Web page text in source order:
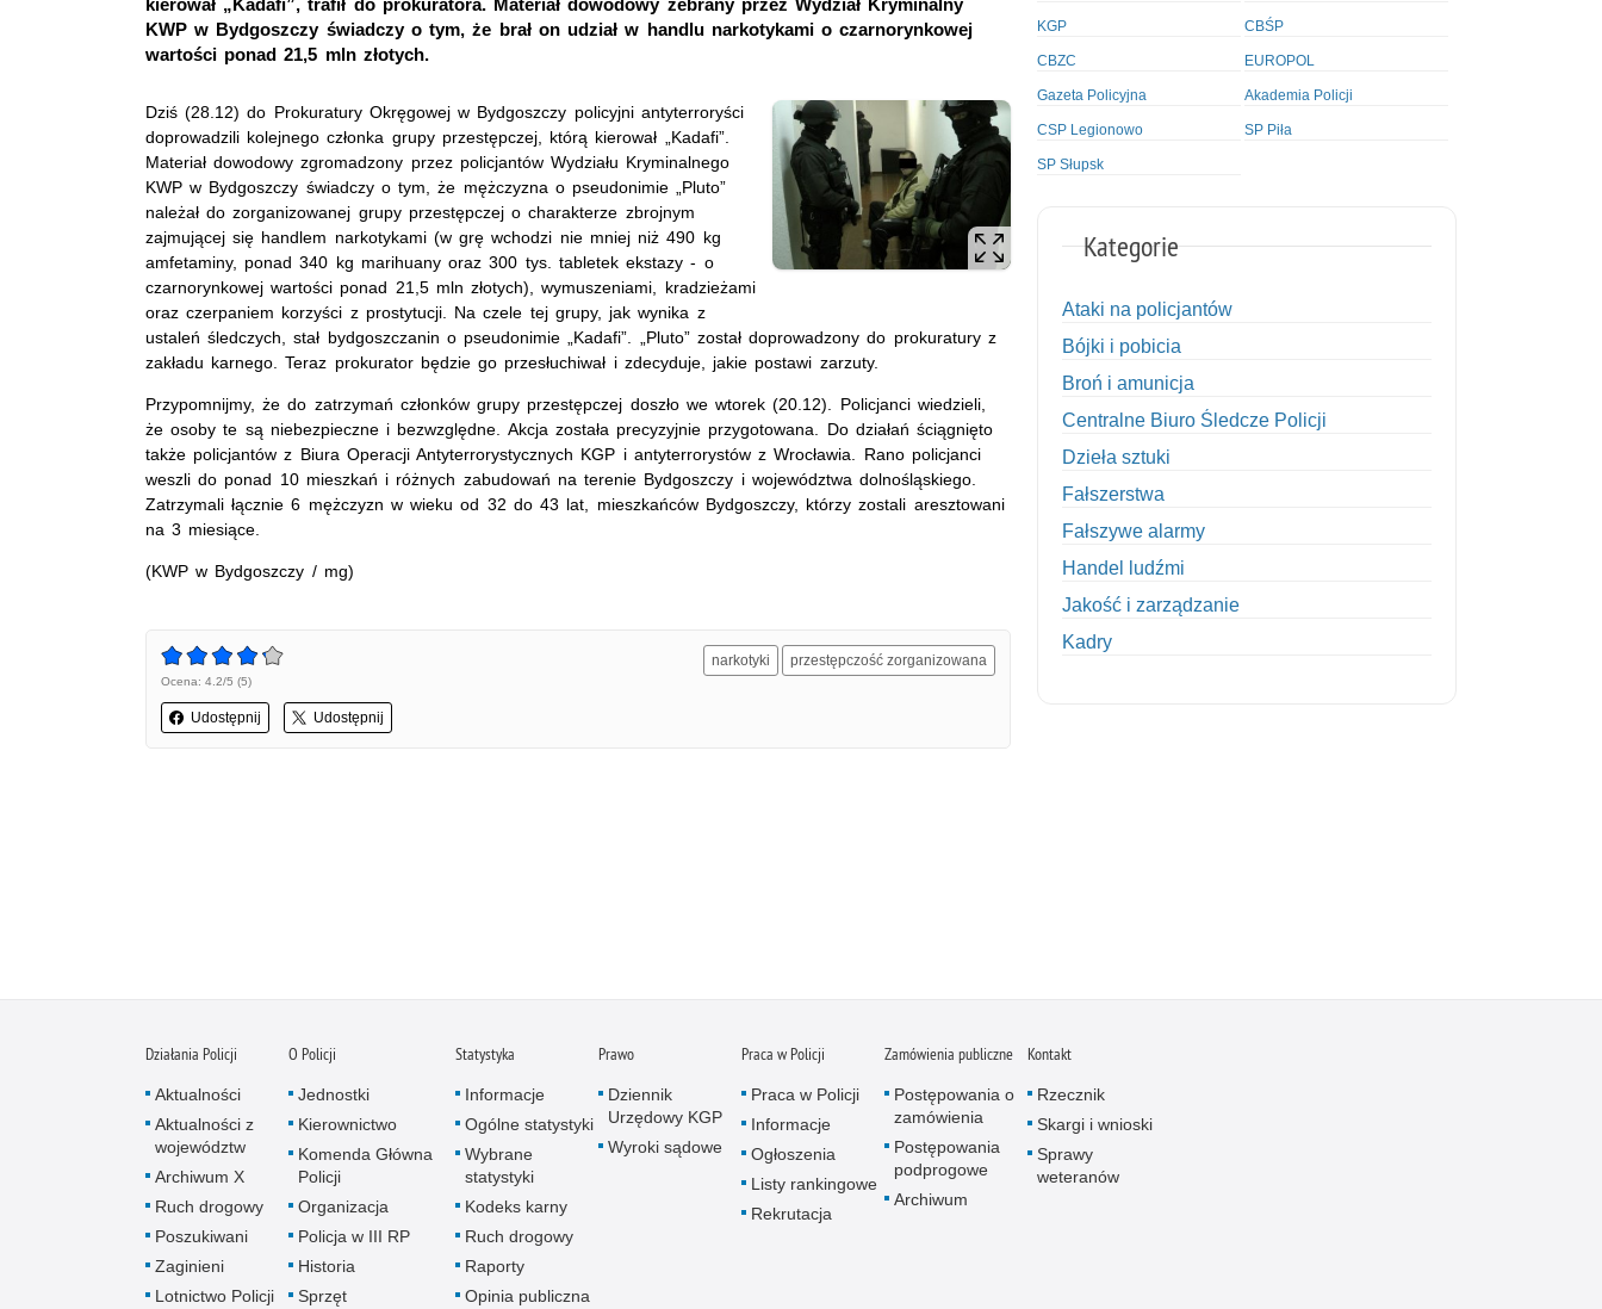
kierował „Kadafi”, trafił do prokuratora. Materiał dowodowy zebrany przez Wydział Kryminalny
KWP w Bydgoszczy świadczy o tym, że brał on udział w handlu narkotykami o czarnorynkowej
wartości ponad 21,5 mln złotych.
Dziś (28.12) do Prokuratury Okręgowej w Bydgoszczy policyjni antyterroryści
doprowadzili kolejnego członka grupy przestępczej, którą kierował „Kadafi”.
Materiał dowodowy zgromadzony przez policjantów Wydziału Kryminalnego
KWP w Bydgoszczy świadczy o tym, że mężczyzna o pseudonimie „Pluto”
należał do zorganizowanej grupy przestępczej o charakterze zbrojnym
zajmującej się handlem narkotykami (w grę wchodzi nie mniej niż 490 kg
amfetaminy, ponad 340 kg marihuany oraz 300 tys. tabletek ekstazy - o
czarnorynkowej wartości ponad 21,5 mln złotych), wymuszeniami, kradzieżami
oraz czerpaniem korzyści z prostytucji. Na czele tej grupy, jak wynika z
ustaleń śledczych, stał bydgoszczanin o pseudonimie „Kadafi”. „Pluto” został doprowadzony do prokuratury z
zakładu karnego. Teraz prokurator będzie go przesłuchiwał i zdecyduje, jakie postawi zarzuty.
Przypomnijmy, że do zatrzymań członków grupy przestępczej doszło we wtorek (20.12). Policjanci wiedzieli,
że osoby te są niebezpieczne i bezwzględne. Akcja została precyzyjnie przygotowana. Do działań ściągnięto
także policjantów z Biura Operacji Antyterrorystycznych KGP i antyterrorystów z Wrocławia. Rano policjanci
weszli do ponad 10 mieszkań i różnych zabudowań na terenie Bydgoszczy i województwa dolnośląskiego.
Zatrzymali łącznie 6 mężczyzn w wieku od 32 do 43 lat, mieszkańców Bydgoszczy, którzy zostali aresztowani
na 3 miesiące.
(KWP w Bydgoszczy / mg)
Ocena: 4.2/5 (5)
Udostępnij Udostępnij
narkotyki przestępczość zorganizowana
KGP CBŚP
CBZC EUROPOL
Gazeta Policyjna Akademia Policji
CSP Legionowo SP Piła
SP Słupsk
Kategorie
Ataki na policjantów
Bójki i pobicia
Broń i amunicja
Centralne Biuro Śledcze Policji
Dzieła sztuki
Fałszerstwa
Fałszywe alarmy
Handel ludźmi
Jakość i zarządzanie
Kadry
Napady na tiry
Nielegalny handel farmaceutykami
Nietrzeźwi kierujący
Nietrzeźwi opiekunowie
Działania Policji
Aktualności
Aktualności z
województw
Archiwum X
Ruch drogowy
Poszukiwani
Zaginieni
Lotnictwo Policji
O Policji
Jednostki
Kierownictwo
Komenda Główna
Policji
Organizacja
Policja w III RP
Historia
Sprzęt
Statystyka
Informacje
Ogólne statystyki
Wybrane
statystyki
Kodeks karny
Ruch drogowy
Raporty
Opinia publiczna
Prawo
Dziennik
Urzędowy KGP
Wyroki sądowe
Praca w Policji
Praca w Policji
Informacje
Ogłoszenia
Listy rankingowe
Rekrutacja
Zamówienia publiczne
Postępowania o
zamówienia
Postępowania
podprogowe
Archiwum
Kontakt
Rzecznik
Skargi i wnioski
Sprawy
weteranów